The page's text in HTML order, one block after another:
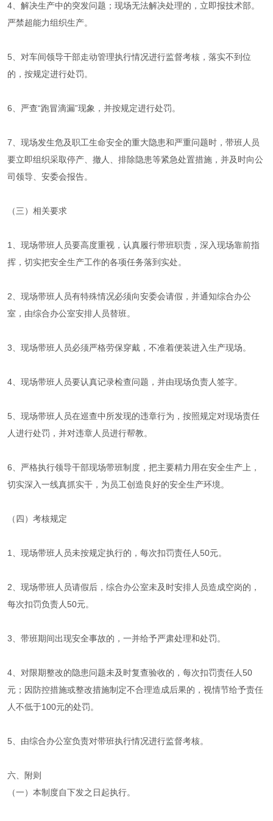
4、解决生产中的突发问题；现场无法解决处理的，立即报技术部。
严禁超能力组织生产。
5、对车间领导干部走动管理执行情况进行监督考核，落实不到位
的，按规定进行处罚。
6、严查“跑冒滴漏”现象，并按规定进行处罚。
7、现场发生危及职工生命安全的重大隐患和严重问题时，带班人员
要立即组织采取停产、撤人、排除隐患等紧急处置措施，并及时向公
司领导、安委会报告。
（三）相关要求
1、现场带班人员要高度重视，认真履行带班职责，深入现场靠前指
挥，切实把安全生产工作的各项任务落到实处。
2、现场带班人员有特殊情况必须向安委会请假，并通知综合办公
室，由综合办公室安排人员替班。
3、现场带班人员必须严格劳保穿戴，不准着便装进入生产现场。
4、现场带班人员要认真记录检查问题，并由现场负责人签字。
5、现场带班人员在巡查中所发现的违章行为，按照规定对现场责任
人进行处罚，并对违章人员进行帮教。
6、严格执行领导干部现场带班制度，把主要精力用在安全生产上，
切实深入一线真抓实干，为员工创造良好的安全生产环境。
（四）考核规定
1、现场带班人员未按规定执行的，每次扣罚责任人50元。
2、现场带班人员请假后，综合办公室未及时安排人员造成空岗的，
每次扣罚负责人50元。
3、带班期间出现安全事故的，一并给予严肃处理和处罚。
4、对限期整改的隐患问题未及时复查验收的，每次扣罚责任人50
元；因防控措施或整改措施制定不合理造成后果的，视情节给予责任
人不低于100元的处罚。
5、由综合办公室负责对带班执行情况进行监督考核。
六、附则
（一）本制度自下发之日起执行。